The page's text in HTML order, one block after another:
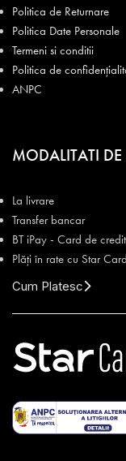
Politica de Returnare
Politica Date Personale
Termeni si conditii
Politica de
ANPC
MODALITATI DE
La livrare
Transfer bancar
BT iPay - Card de credit
Plăți în rate cu Star Card
Cum Platesc